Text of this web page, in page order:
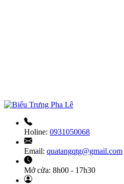
Holine: 0931050068
Email: quatangqtg@gmail.com
Mở cửa: 8h00 - 17h30